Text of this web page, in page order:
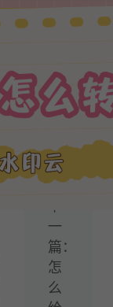
水
印
免
软
件！
一
篇：
怎
么